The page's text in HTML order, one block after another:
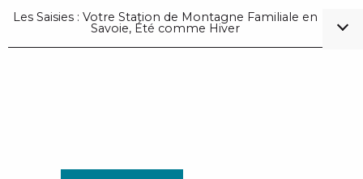
Les Saisies : Votre Station de Montagne Familiale en
Savoie, Été comme Hiver